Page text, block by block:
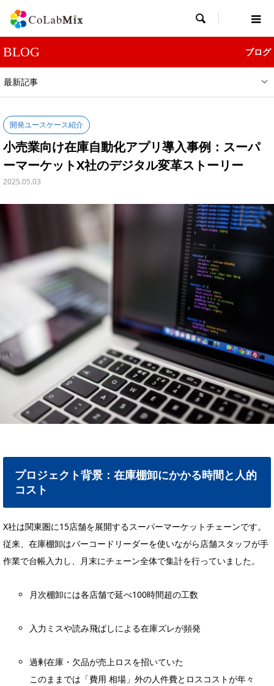

BLOG ブログ
最新記事
開発ユースケース紹介
小売業向け在庫自動化アプリ導入事例：スーパ
ーマーケットX社のデジタル変革ストーリー
2025.05.03
プロジェクト背景：在庫棚卸にかかる時間と人的
コスト
X社は関東圏に15店舗を展開するスーパーマーケットチェーンです。
従来、在庫棚卸はバーコードリーダーを使いながら店舗スタッフが手
作業で台帳入力し、月末にチェーン全体で集計を行っていました。
月次棚卸には各店舗で延べ100時間超の工数
入力ミスや読み飛ばしによる在庫ズレが頻発
過剰在庫・欠品が売上ロスを招いていた
このままでは「費用 相場」外の人件費とロスコストが年々